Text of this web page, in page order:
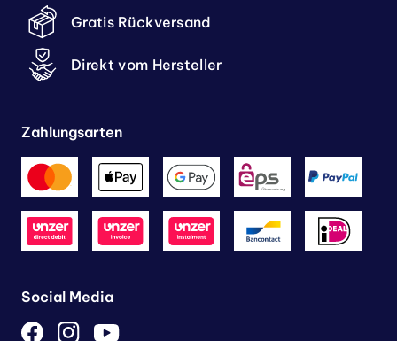
Gratis Rückversand
Direkt vom Hersteller
Zahlungsarten
Social Media